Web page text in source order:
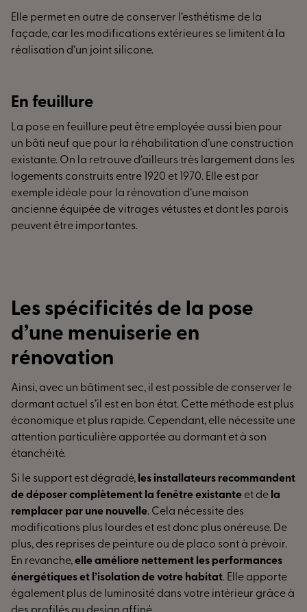
Elle permet en outre de conserver l’esthétisme de la
façade, car les modifications extérieures se limitent à la
réalisation d’un joint silicone.
En feuillure
La pose en feuillure peut être employée aussi bien pour
un bâti neuf que pour la réhabilitation d’une construction
existante. On la retrouve d’ailleurs très largement dans les
logements construits entre 1920 et 1970. Elle est par
exemple idéale pour la rénovation d’une maison
ancienne équipée de vitrages vétustes et dont les parois
peuvent être importantes.
Les spécificités de la pose
d’une menuiserie en
rénovation
Ainsi, avec un bâtiment sec, il est possible de conserver le
dormant actuel s’il est en bon état. Cette méthode est plus
économique et plus rapide. Cependant, elle nécessite une
attention particulière apportée au dormant et à son
étanchéité.
Si le support est dégradé, les installateurs recommandent
de déposer complètement la fenêtre existante et de la
remplacer par une nouvelle. Cela nécessite des
modifications plus lourdes et est donc plus onéreuse. De
plus, des reprises de peinture ou de placo sont à prévoir.
En revanche,elle améliore nettement les performances
énergétiques et l’isolation de votre habitat. Elle apporte
également plus de luminosité dans votre intérieur grâce à